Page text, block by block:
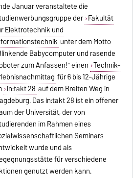
Januar veranstaltete die
der Fakultät
Elektrotechnik und
unter dem Motto
Babycomputer und rasende
zum Anfassen!" einen Technik-
für 6 bis 12-Jährige
in:takt 28 auf dem Breiten Weg in
Das in:takt 28 ist ein offener
der Universität, der von
im Rahmen eines
Seminars
wurde und als
für verschiedene
genutzt werden kann.